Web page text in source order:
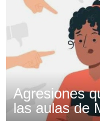
Agresiones
las aulas de